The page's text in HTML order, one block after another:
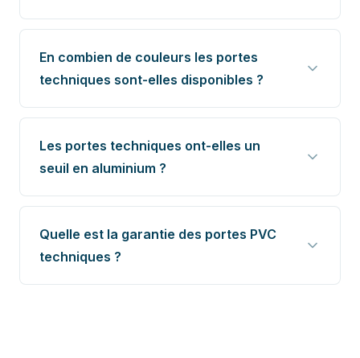
En combien de couleurs les portes
techniques sont-elles disponibles ?
Les portes techniques ont-elles un
seuil en aluminium ?
Quelle est la garantie des portes PVC
techniques ?